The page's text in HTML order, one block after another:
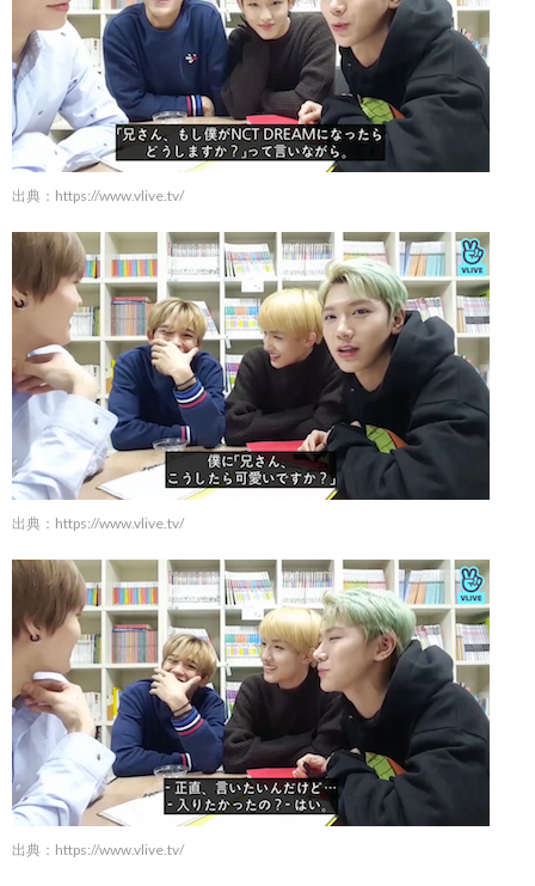
出典： https://www.vlive.tv/
出典： https://www.vlive.tv/
出典： https://www.vlive.tv/